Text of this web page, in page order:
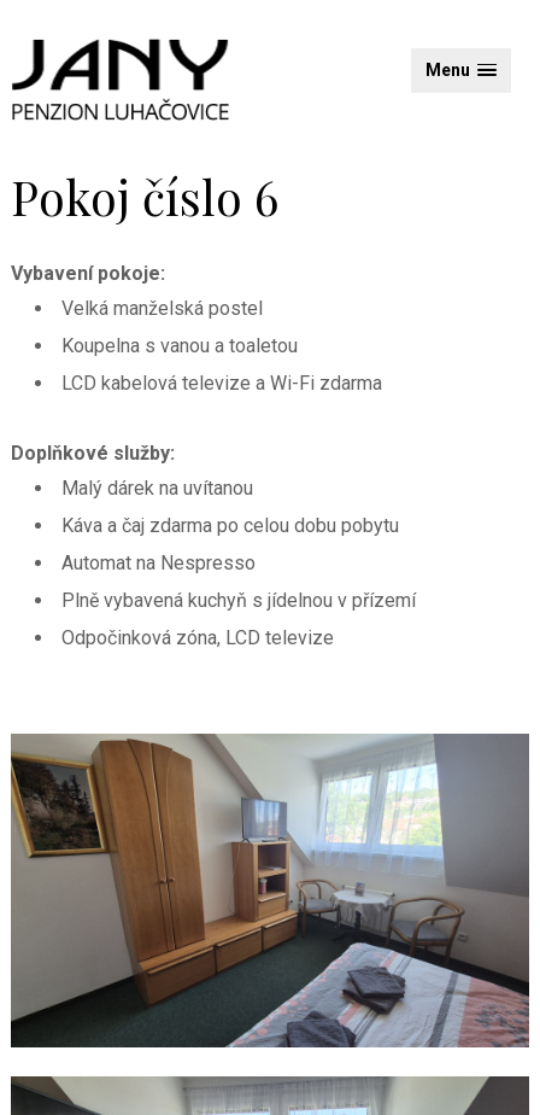
Menu
Pokoj číslo 6
Vybavení pokoje:
Velká manželská postel
Koupelna s vanou a toaletou
LCD kabelová televize a Wi-Fi zdarma
Doplňkové služby:
Malý dárek na uvítanou
Káva a čaj zdarma po celou dobu pobytu
Automat na Nespresso
Plně vybavená kuchyň s jídelnou v přízemí
Odpočinková zóna, LCD televize